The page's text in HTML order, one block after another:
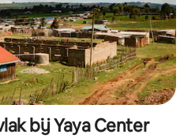
bij Yaya Center